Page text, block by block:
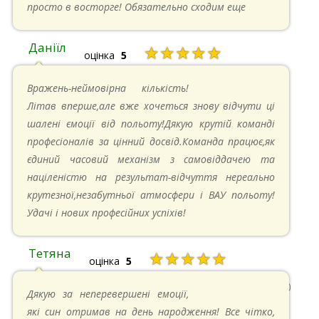
спортсменів покурсам АФФ, які включають в себе
великий обсяг теоретичних знань про різні типи
стрибків, а також і їх практичне відпрацювання. Під
час їх проходження ви зможете виконати стрибок з
парашутом в тандемі, щоб просто відчути ці
відчуття вперше, не відволікаючись на технічні
моменти. Після цього ви зможете стрибнути з
парашутом самостійно і взяти участь в групових
стрибках, які зроблять вас справжнім
професіоналом.
Що потрібно знати про наших
інструкторів зі стрибків з
У нашій команді працюють справжні професіонали,
просто в восторге! Обязательно сходим еще
Даніїл оцінка 5 ★★★★★
Вражень-неймовірна кількість!
Літав вперше,але вже хочеться знову відчути ці
шалені ємоції від польоту!Дякую крутій команді
професіоналів за цінний досвід.Команда працює,як
єдиний часовий механізм з самовіддачею та
націленістю на результат-відчуття нереально
крутезної,незабутньої атмосфери і ВАУ польоту!
Удачі і нових професійних успіхів!
Тетяна оцінка 5 ★★★★★
13.05.2024 в 11:30
Дякую за неперевершені емоції,
які син отримав на день народження! Все чітко,